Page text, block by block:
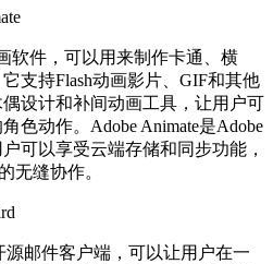
软件，可以用来制作卡通、横
支持Flash动画影片、GIF和其他
设计和补间动画工具，让用户可
色动作。Adobe Animate是Adobe
可以享受云端存储和同步功能，
无缝协作。
源邮件客户端，可以让用户在一